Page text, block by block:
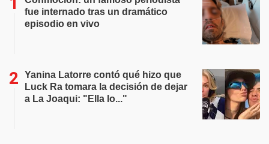
fue internado tras un dramático
episodio en vivo
Yanina Latorre contó qué hizo que
Luck Ra tomara la decisión de dejar
a La Joaqui: "Ella lo..."